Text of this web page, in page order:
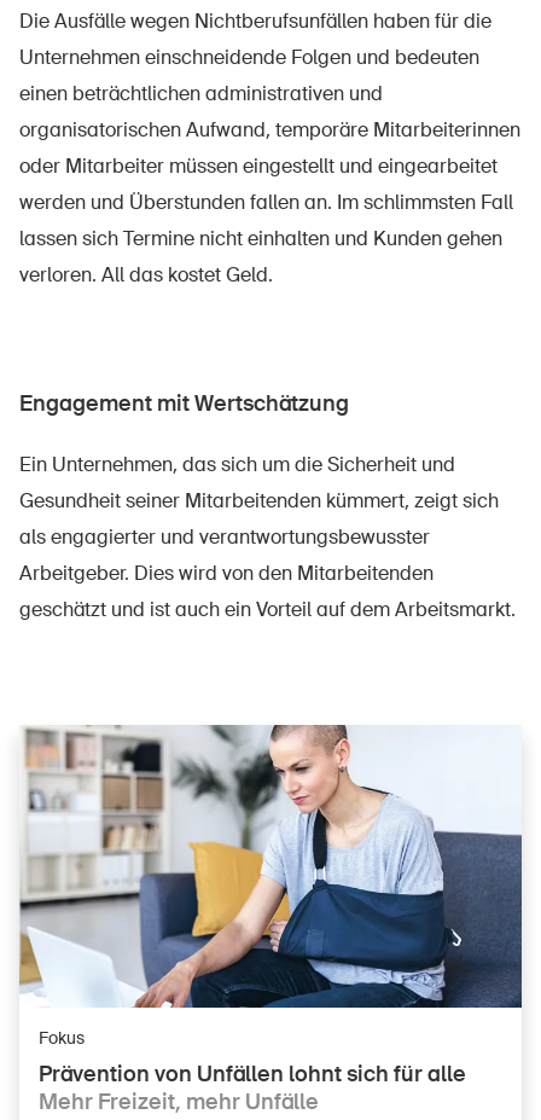
Die Ausfälle wegen Nichtberufsunfällen haben für die
Unternehmen einschneidende Folgen und bedeuten
einen beträchtlichen administrativen und
organisatorischen Aufwand, temporäre Mitarbeiterinnen
oder Mitarbeiter müssen eingestellt und eingearbeitet
werden und Überstunden fallen an. Im schlimmsten Fall
lassen sich Termine nicht einhalten und Kunden gehen
verloren. All das kostet Geld.
Engagement mit Wertschätzung
Ein Unternehmen, das sich um die Sicherheit und
Gesundheit seiner Mitarbeitenden kümmert, zeigt sich
als engagierter und verantwortungsbewusster
Arbeitgeber. Dies wird von den Mitarbeitenden
geschätzt und ist auch ein Vorteil auf dem Arbeitsmarkt.
Prävention von Unfällen lohnt sich für alle
Mehr Freizeit, mehr Unfälle
Fokus